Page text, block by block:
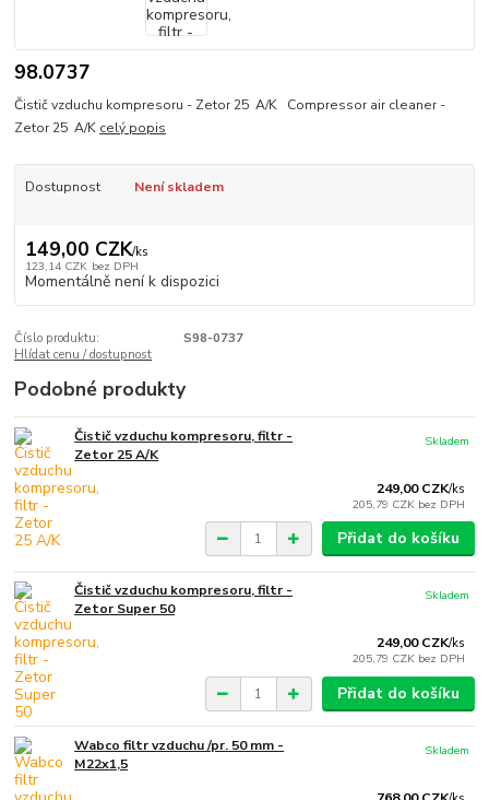
98.0737
Čistič vzduchu kompresoru - Zetor 25 A/K Compressor air cleaner -
Zetor 25 A/K celý popis
Dostupnost Není skladem
149,00 CZK/ks
123,14 CZK bez DPH
Momentálně není k dispozici
Číslo produktu:
S98-0737
Hlídat cenu / dostupnost
Podobné produkty
Čistič vzduchu kompresoru, filtr -
Zetor 25 A/K
249,00 CZK/ks
205,79 CZK bez DPH
Skladem
Přidat do košíku
Čistič vzduchu kompresoru, filtr -
Zetor Super 50
249,00 CZK/ks
205,79 CZK bez DPH
Skladem
Přidat do košíku
Wabco filtr vzduchu /pr. 50 mm -
M22x1,5
Skladem